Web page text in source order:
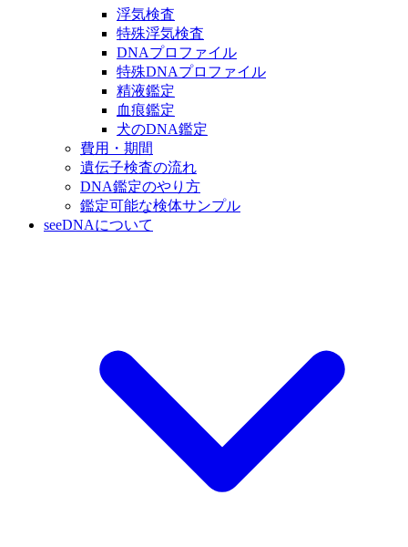
浮気検査
特殊浮気検査
DNAプロファイル
特殊DNAプロファイル
精液鑑定
血痕鑑定
犬のDNA鑑定
費用・期間
遺伝子検査の流れ
DNA鑑定のやり方
鑑定可能な検体サンプル
seeDNAについて